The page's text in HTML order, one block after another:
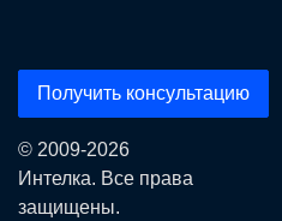
Получить консультацию
© 2009-2026
Интелка. Все права
защищены.